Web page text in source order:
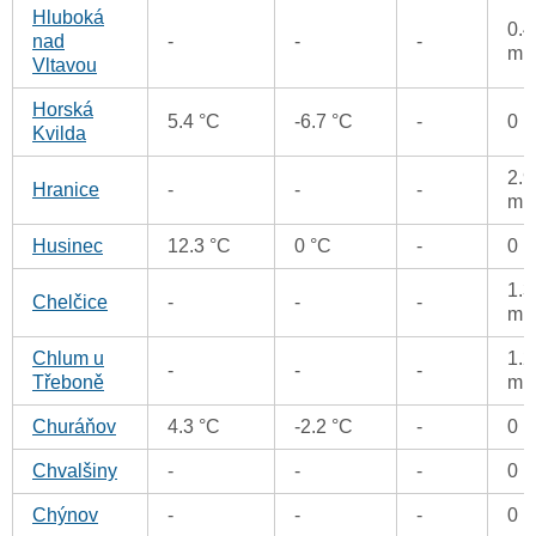
Hluboká
nad
Vltavou
- - -
0.4
Horská
Kvilda
5.4 °C -6.7 °C - 0
Hranice - - -
2.9
Husinec 12.3 °C 0 °C - 0
Chelčice - - -
1.3
Chlum u
Třeboně
- - -
1.2
Churáňov 4.3 °C -2.2 °C - 0
Chvalšiny - - - 0
Chýnov - - - 0